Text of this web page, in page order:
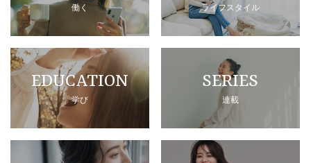
働く ライフスタイル
EDUCATION
学び
SERIES
連載